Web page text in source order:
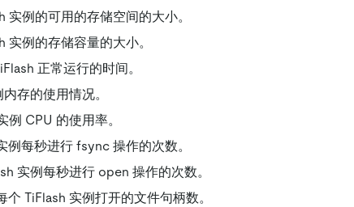
例的可用的存储空间的大小。
例的存储容量的大小。
正常运行的时间。
存的使用情况。
例 CPU 的使用率。
例每秒进行 fsync 操作的次数。
实例每秒进行 open 操作的次数。
TiFlash 实例打开的文件句柄数。